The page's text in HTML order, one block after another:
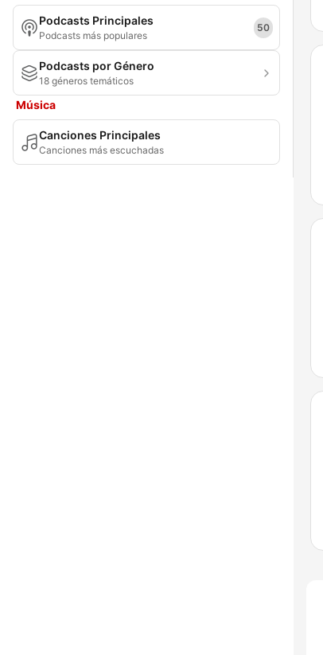
Podcasts Principales
Podcasts más populares
50
Podcasts por Género
18 géneros temáticos
Música
Canciones Principales
Canciones más escuchadas